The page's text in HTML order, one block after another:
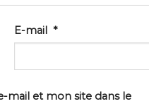
E-mail*
mail et mon site dans le